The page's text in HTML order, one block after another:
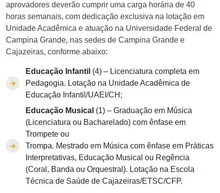
aprovadores deverão cumprir uma carga horária de 40
horas semanais, com dedicação exclusiva na lotação em
Unidade Acadêmica e atuação na Universidade Federal de
Campina Grande, nas sedes de Campina Grande e
Cajazeiras, conforme abaixo:
Educação Infantil (4) – Licenciatura completa em
Pedagogia. Lotação na Unidade Acadêmica de
Educação Infantil/UAEI/CH;
Educação Musical (1) – Graduação em Música
(Licenciatura ou Bacharelado) com ênfase em
Trompete ou
Trompa. Mestrado em Música com ênfase em Práticas
Interpretativas, Educação Musical ou Regência
(Coral, Banda ou Orquestral). Lotação na Escola
Técnica de Saúde de Cajazeiras/ETSC/CFP.